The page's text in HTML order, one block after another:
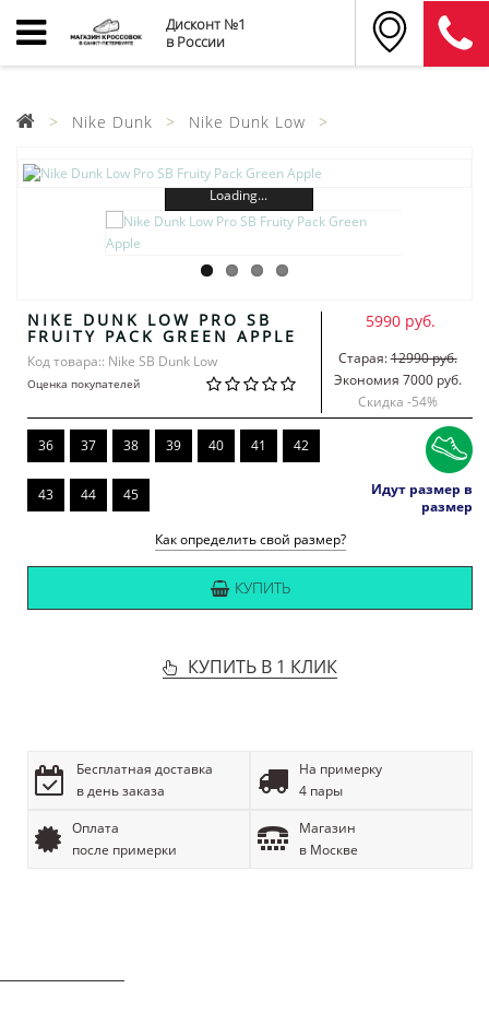
Дисконт №1
в России
Nike Dunk Nike Dunk Low
Loading...
NIKE DUNK LOW PRO SB
FRUITY PACK GREEN APPLE
Код товара:: Nike SB Dunk Low
Оценка покупателей
5990 руб.
Старая:12990 руб.
Экономия 7000 руб.
Скидка -54%
36 37 38 39 40 41 42
43 44 45
Идут размер в
размер
Как определить свой размер?
КУПИТЬ
КУПИТЬ В 1 КЛИК
Бесплатная доставка
в день заказа
На примерку
4 пары
Оплата
после примерки
Магазин
в Москве